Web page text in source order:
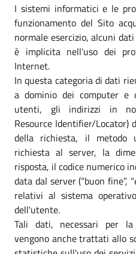
I sistemi informatici e le
funzionamento del Sito
normale esercizio, alcuni
è implicita nell'uso dei
Internet.
In questa categoria di dati
a dominio dei computer e
utenti, gli indirizzi in
Resource Identifier/Locator)
della richiesta, il metodo
richiesta al server, la
risposta, il codice numerico
data dal server (“buon fine”,
relativi al sistema
dell'utente.
Tali dati, necessari per
vengono anche trattati allo